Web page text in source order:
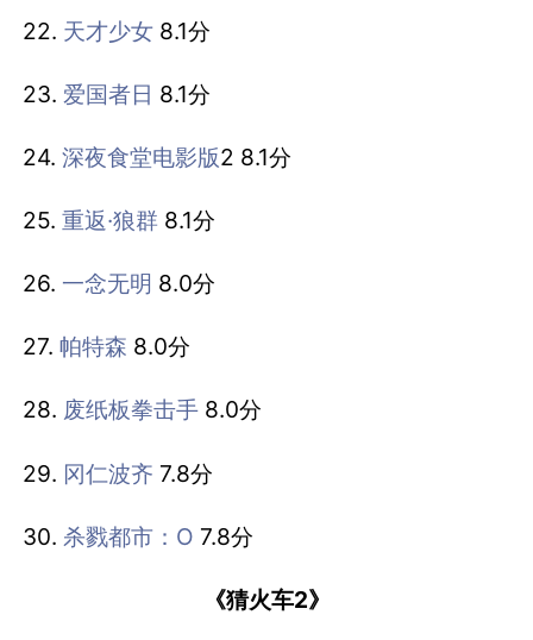
22. 天才少女 8.1分
23.爱国者日 8.1分
24.深夜食堂电影版2 8.1分
25.重返·狼群 8.1分
26. 一念无明 8.0分
27.帕特森 8.0分
28. 废纸板拳击手 8.0分
29. 冈仁波齐 7.8分
30. 杀戮都市：O 7.8分
《猜火车2》